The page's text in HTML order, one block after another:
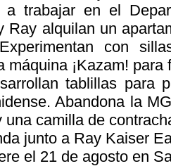
a trabajar en el
Ray alquilan un
con
máquina ¡Kazam!
tablillas para
Abandona la
una camilla de
junto a Ray Kaiser
el 21 de agosto en